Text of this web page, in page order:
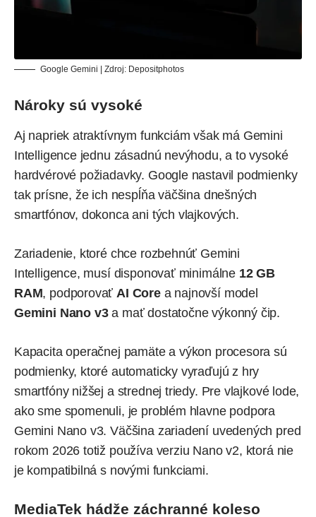
Google Gemini | Zdroj: Depositphotos
Nároky sú vysoké
Aj napriek atraktívnym funkciám však má Gemini
Intelligence jednu zásadnú nevýhodu, a to vysoké
hardvérové požiadavky. Google nastavil podmienky
tak prísne, že ich nespĺňa väčšina dnešných
smartfónov, dokonca ani tých vlajkových.
Zariadenie, ktoré chce rozbehnúť Gemini
Intelligence, musí disponovať minimálne 12 GB
RAM, podporovaťAI Corea najnovší model
Gemini Nano v3a mať dostatočne výkonný čip.
Kapacita operačnej pamäte a výkon procesora sú
podmienky, ktoré automaticky vyraďujú z hry
smartfóny nižšej a strednej triedy. Pre vlajkové lode,
ako sme spomenuli, je problém hlavne podpora
Gemini Nano v3. Väčšina zariadení uvedených pred
rokom 2026 totiž používa verziu Nano v2, ktorá nie
je kompatibilná s novými funkciami.
MediaTek hádže záchranné koleso